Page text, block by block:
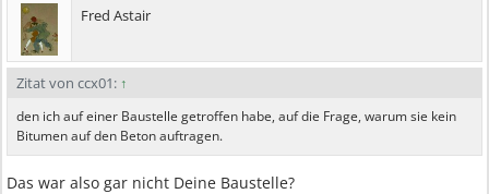
Fred Astair
Zitat von ccx01: ↑
den ich auf einer Baustelle getroffen habe, auf die Frage, warum sie kein
Bitumen auf den Beton auftragen.
Das war also gar nicht Deine Baustelle?